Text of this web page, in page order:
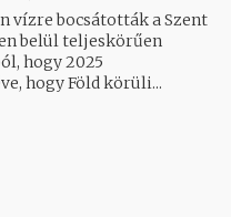
vízre bocsátották a Szent
belül teljeskörűen
hogy 2025
hogy Föld körüli...